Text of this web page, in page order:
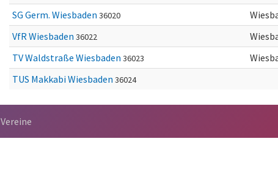
SG Germ. Wiesbaden 36020
VfR Wiesbaden 36022
TV Waldstraße Wiesbaden 36023
TUS Makkabi Wiesbaden 36024
Vereine